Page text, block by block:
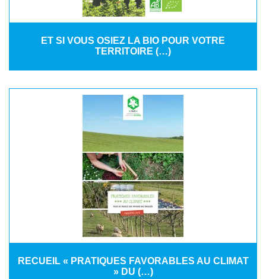
ET SI VOUS OSIEZ LA BIO POUR VOTRE
TERRITOIRE (…)
RECUEIL « PRATIQUES FAVORABLES AU CLIMAT
» DU (…)